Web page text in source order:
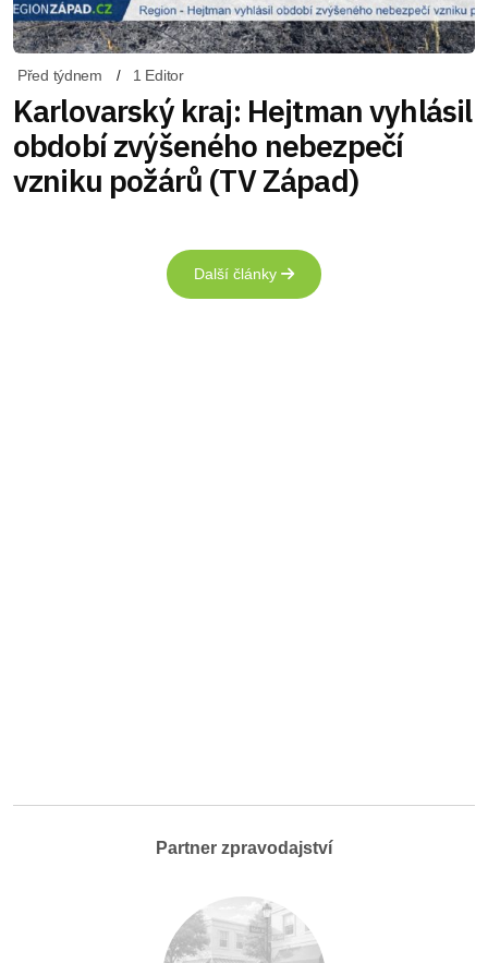
Před týdnem 1 Editor
Karlovarský kraj: Hejtman vyhlásil
období zvýšeného nebezpečí
vzniku požárů (TV Západ)
Další články
Partner zpravodajství